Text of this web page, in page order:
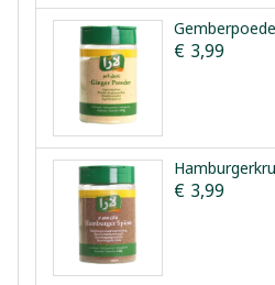
€ 3,99
€ 3,99